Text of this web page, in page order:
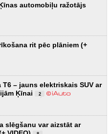
automobiļu ražotājs
rit pēc plāniem (+
T6 – jauns elektriskais SUV ar
Ķīnai
2
slēgšanu var aizstāt ar